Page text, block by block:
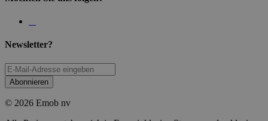
Newsletter?
Abonnieren
© 2026 Emob nv